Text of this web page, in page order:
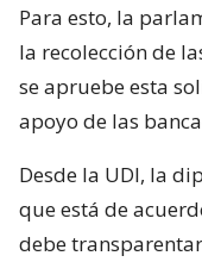
Para esto, la
la recolección de
se apruebe esta
apoyo de las
Desde la UDI, la
que está de
debe